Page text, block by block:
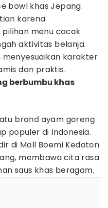
bowl khas Jepang.
karena
menu cocok
aktivitas belanja.
menyesuaikan karakter
dan praktis.
berbumbu khas
brand ayam goreng
populer di Indonesia.
di Mall Boemi Kedaton
membawa cita rasa
saus khas beragam.